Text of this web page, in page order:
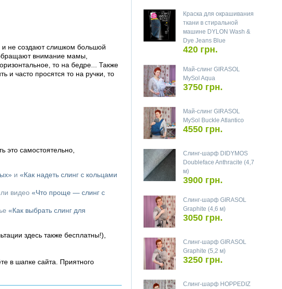
и не создают слишком большой
обращают внимание мамы,
то на бедре... Также
и часто просятся то на ручки, то
это самостоятельно,
и «Как надеть слинг с кольцами
видео «Что проще — слинг с
«Как выбрать слинг для
здесь также бесплатны!),
в шапке сайта. Приятного
Краска для окрашивания
ткани в стиральной
машине DYLON Wash &
Dye Jeans Blue
420 грн.
Май-слинг GIRASOL
MySol Aqua
3750 грн.
Май-слинг GIRASOL
MySol Buckle Atlantico
4550 грн.
Слинг-шарф DIDYMOS
Doubleface Anthracite (4,7
м)
3900 грн.
Слинг-шарф GIRASOL
Graphite (4,6 м)
3050 грн.
Слинг-шарф GIRASOL
Graphite (5,2 м)
3250 грн.
Слинг-шарф HOPPEDIZ